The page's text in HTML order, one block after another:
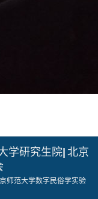
学研究生院| 北京
师范大学数字民俗学实验